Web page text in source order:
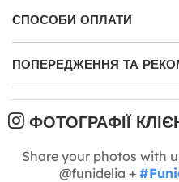
СПОСОБИ ОПЛАТИ
ПОПЕРЕДЖЕННЯ ТА
ФОТОГРАФІЇ
Share your photos with
@funidelia +